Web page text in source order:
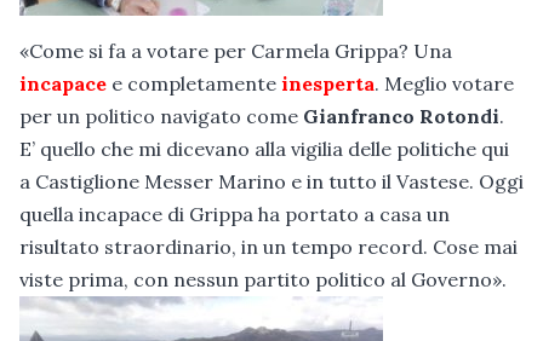
«Come si fa a votare per Carmela Grippa? Una
incapace e completamente inesperta. Meglio votare
per un politico navigato come Gianfranco Rotondi.
E’ quello che mi dicevano alla vigilia delle politiche qui
a Castiglione Messer Marino e in tutto il Vastese. Oggi
quella incapace di Grippa ha portato a casa un
risultato straordinario, in un tempo record. Cose mai
viste prima, con nessun partito politico al Governo».